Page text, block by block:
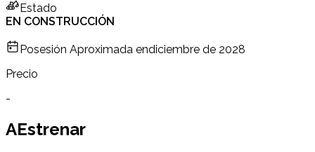
Estado
EN CONSTRUCCIÓN
Posesión Aproximada endiciembre de 2028
Precio
-
AEstrenar